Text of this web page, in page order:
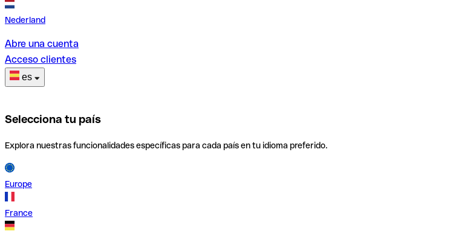
Nederland
Abre una cuenta
Acceso clientes
es
Selecciona tu país
Explora nuestras funcionalidades específicas para cada país en tu idioma preferido.
Europe
France